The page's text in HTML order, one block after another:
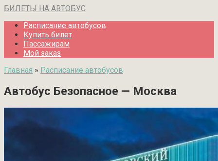
Перейти
контенту
БИЛЕТЫ НА АВТОБУС
Расписание автобусов
Купить билет
Пассажирам
Мой заказ
Главная » Расписание автобусов
Автобус Безопасное — Москва